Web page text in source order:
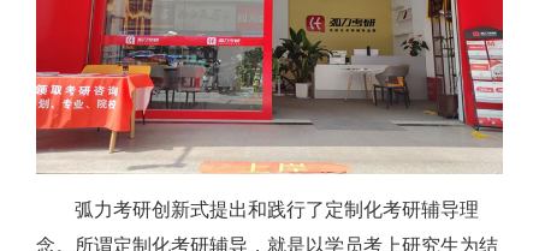
弧力考研创新式提出和践行了定制化考研辅导理
念。所谓定制化考研辅导，就是以学员考上研究生为结